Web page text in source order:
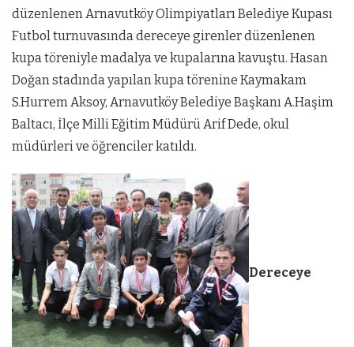
düzenlenen Arnavutköy Olimpiyatları Belediye Kupası
Futbol turnuvasında dereceye girenler düzenlenen
kupa töreniyle madalya ve kupalarına kavuştu. Hasan
Doğan stadında yapılan kupa törenine Kaymakam
S.Hurrem Aksoy, Arnavutköy Belediye Başkanı A.Haşim
Baltacı, İlçe Milli Eğitim Müdürü Arif Dede, okul
müdürleri ve öğrenciler katıldı.
Dereceye